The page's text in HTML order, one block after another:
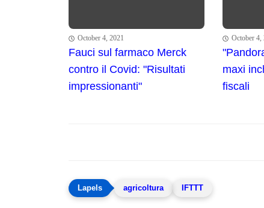
October 4, 2021
Fauci sul farmaco Merck
contro il Covid: "Risultati
impressionanti"
October 4,
maxi
fiscali
agricoltura IFTTT